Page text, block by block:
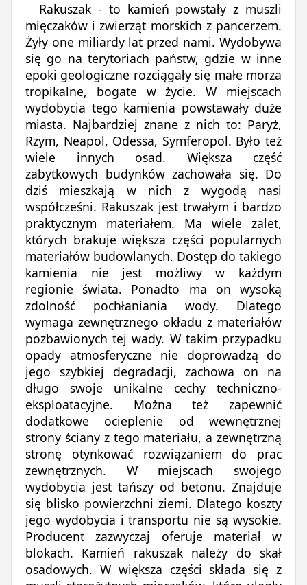
Rakuszak - to kamień powstały z muszli
mięczaków i zwierząt morskich z pancerzem.
Żyły one miliardy lat przed nami. Wydobywa
się go na terytoriach państw, gdzie w inne
epoki geologiczne rozciągały się małe morza
tropikalne, bogate w życie. W miejscach
wydobycia tego kamienia powstawały duże
miasta. Najbardziej znane z nich to: Paryż,
Rzym, Neapol, Odessa, Symferopol. Było też
wiele innych osad. Większa część
zabytkowych budynków zachowała się. Do
dziś mieszkają w nich z wygodą nasi
współcześni. Rakuszak jest trwałym i bardzo
praktycznym materiałem. Ma wiele zalet,
których brakuje większa części popularnych
materiałów budowlanych. Dostęp do takiego
kamienia nie jest możliwy w każdym
regionie świata. Ponadto ma on wysoką
zdolność pochłaniania wody. Dlatego
wymaga zewnętrznego okładu z materiałów
pozbawionych tej wady. W takim przypadku
opady atmosferyczne nie doprowadzą do
jego szybkiej degradacji, zachowa on na
długo swoje unikalne cechy techniczno-
eksploatacyjne. Można też zapewnić
dodatkowe ocieplenie od wewnętrznej
strony ściany z tego materiału, a zewnętrzną
stronę otynkować rozwiązaniem do prac
zewnętrznych. W miejscach swojego
wydobycia jest tańszy od betonu. Znajduje
się blisko powierzchni ziemi. Dlatego koszty
jego wydobycia i transportu nie są wysokie.
Producent zazwyczaj oferuje materiał w
blokach. Kamień rakuszak należy do skał
osadowych. W większa części składa się z